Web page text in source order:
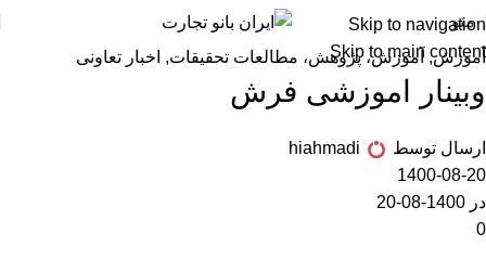
Skip to navigation
Skip to main content
منو
آموزش, آموزش، پژوهش، مطالعات تحقیقات, اخبار تعاونی
وبینار اموزشی فرش
ارسال توسط
hiahmadi
1400-08-20
در 1400-08-20
0